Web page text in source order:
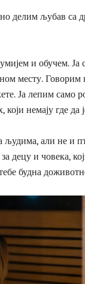
делим љубав са
и обучем. Ја
месту. Говорим
Ја лепим само
немају где да
али не и
децу и човека,
будна